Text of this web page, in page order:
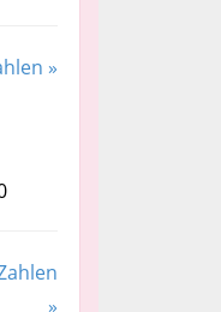
»
»